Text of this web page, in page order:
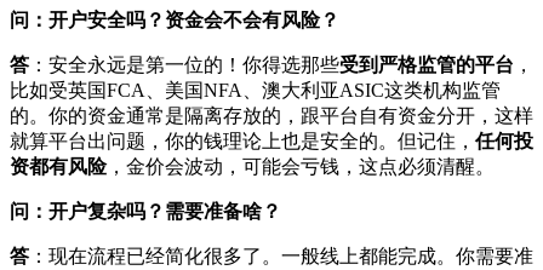
问：开户安全吗？资金会不会有风险？
答 ：安全永远是第一位的！你得选那些受到严格监管的平台 ，
比如受英国FCA、美国NFA、澳大利亚ASIC这类机构监管
的。你的资金通常是隔离存放的，跟平台自有资金分开，这样
就算平台出问题，你的钱理论上也是安全的。但记住， 任何投
资都有风险，金价会波动，可能会亏钱，这点必须清醒。
问：开户复杂吗？需要准备啥？
答 ：现在流程已经简化很多了。一般线上都能完成。你需要准